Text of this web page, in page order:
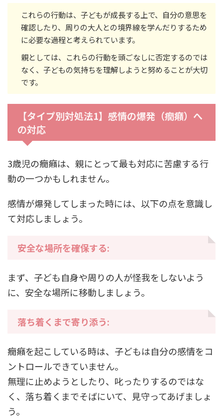
これらの行動は、子どもが成長する上で、自分の意思を
確認したり、周りの大人との境界線を学んだりするため
に必要な過程と考えられています。
親としては、これらの行動を頭ごなしに否定するのでは
なく、子どもの気持ちを理解しようと努めることが大切
です。
【タイプ別対処法1】感情の爆発（癇癪）へ
の対応
3歳児の癇癪は、親にとって最も対応に苦慮する行
動の一つかもしれません。
感情が爆発してしまった時には、以下の点を意識し
て対応しましょう。
安全な場所を確保する:
まず、子ども自身や周りの人が怪我をしないよう
に、安全な場所に移動しましょう。
落ち着くまで寄り添う:
癇癪を起こしている時は、子どもは自分の感情をコ
ントロールできていません。
無理に止めようとしたり、叱ったりするのではな
く、落ち着くまでそばにいて、見守ってあげましょ
う。